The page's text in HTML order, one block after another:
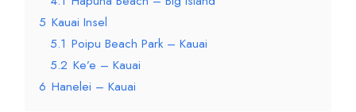
5 Kauai Insel
5.1 Poipu Beach Park – Kauai
5.2 Ke’e – Kauai
6 Hanelei – Kauai